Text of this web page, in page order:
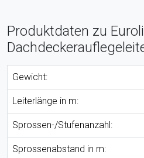
Produktdaten zu
Gewicht:
Leiterlänge in m:
Sprossen-/Stufenanzahl:
Sprossenabstand in m: